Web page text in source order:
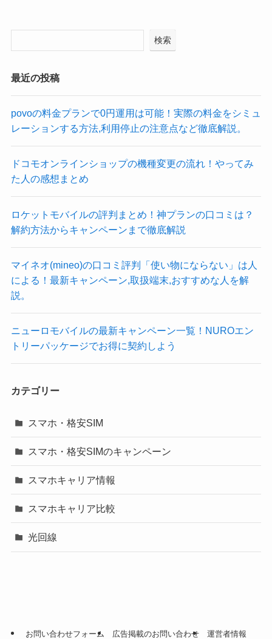
検索
最近の投稿
povoの料金プランで0円運用は可能！実際の料金をシミュ
レーションする方法,利用停止の注意点など徹底解説。
ドコモオンラインショップの機種変更の流れ！やってみ
た人の感想まとめ
ロケットモバイルの評判まとめ！神プランの口コミは？
解約方法からキャンペーンまで徹底解説
マイネオ(mineo)の口コミ評判「使い物にならない」は人
による！最新キャンペーン,取扱端末,おすすめな人を解
説。
ニューロモバイルの最新キャンペーン一覧！NUROエン
トリーパッケージでお得に契約しよう
カテゴリー
スマホ・格安SIM
スマホ・格安SIMのキャンペーン
スマホキャリア情報
スマホキャリア比較
光回線
お問い合わせフォーム 広告掲載のお問い合わせ 運営者情報